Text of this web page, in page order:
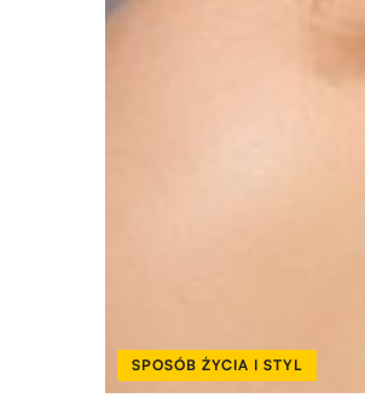
SPOSÓB ŻYCIA I STYL